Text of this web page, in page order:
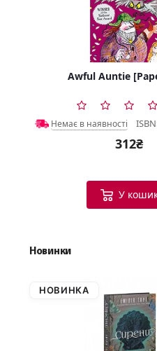
Awful Auntie
Немає в наявності
312₴
У
Новинки
НОВИНКА